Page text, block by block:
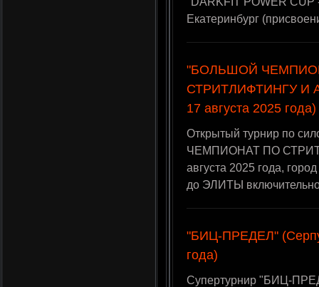
Екатеринбург
"БОЛЬШОЙ
СТРИТЛИФТИНГУ И
17 августа 2025 года)
Открытый турнир по
ЧЕМПИОНАТ ПО
августа 2025 года,
до ЭЛИТЫ
"БИЦ-ПРЕДЕЛ"
года)
Супертурнир "БИЦ-